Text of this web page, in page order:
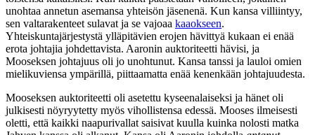
unohtaa annetun asemansa yhteisön jäsenenä. Kun kansa villiintyy,
sen valtarakenteet sulavat ja se vajoaa kaaokseen.
Yhteiskuntajärjestystä ylläpitävien erojen hävittyä kukaan ei enää
erota johtajia johdettavista. Aaronin auktoriteetti hävisi, ja
Mooseksen johtajuus oli jo unohtunut. Kansa tanssi ja lauloi omien
mielikuviensa ympärillä, piittaamatta enää kenenkään johtajuudesta.
Mooseksen auktoriteetti oli asetettu kyseenalaiseksi ja hänet oli
julkisesti nöyryytetty myös vihollistensa edessä. Mooses ilmeisesti
oletti, että kaikki naapurivallat saisivat kuulla kuinka nolosti matka